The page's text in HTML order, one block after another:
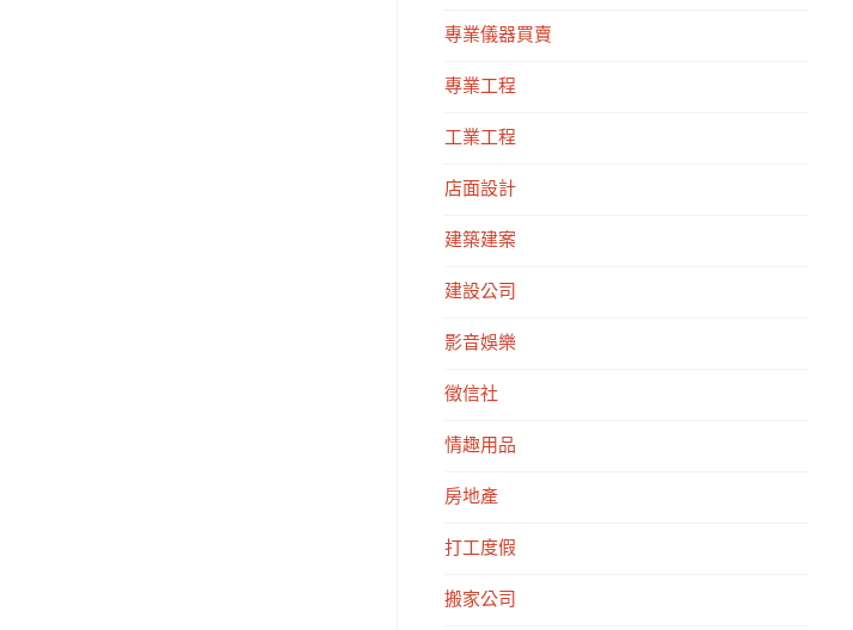
專業儀器買賣
專業工程
工業工程
店面設計
建築建案
建設公司
影音娛樂
徵信社
情趣用品
房地產
打工度假
搬家公司